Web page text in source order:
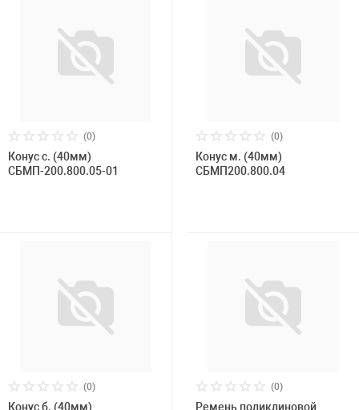
(0)
Конус с. (40мм)
СБМП-200.800.05-01
(0)
Конус м. (40мм)
СБМП200.800.04
(0)
Конус б. (40мм)
(0)
Ремень поликлиновой